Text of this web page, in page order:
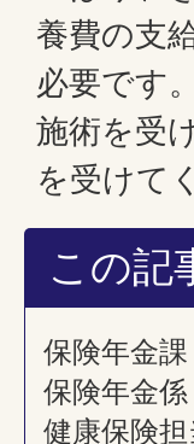
養費の支
必要です
施術を受
を受けて
この記
保険年金課
保険年金係
健康保険担